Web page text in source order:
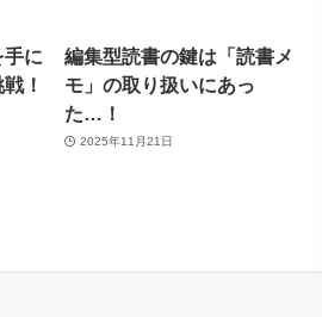
に
！
編集型読書の鍵は「読書メ
モ」の取り扱いにあっ
た…！
2025年11月21日